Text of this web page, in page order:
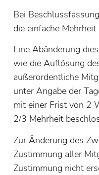
Bei
die einfache
Eine Abänderung
wie die Auflösung
außerordentliche
unter Angabe der
mit einer Frist von 2
2/3 Mehrheit
Zur Änderung des
Zustimmung aller
Zustimmung nicht